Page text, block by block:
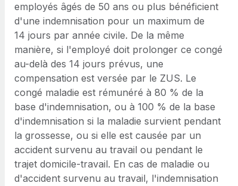
employés âgés de 50 ans ou plus bénéficient
d'une indemnisation pour un maximum de
14 jours par année civile. De la même
manière, si l'employé doit prolonger ce congé
au-delà des 14 jours prévus, une
compensation est versée par le ZUS. Le
congé maladie est rémunéré à 80 % de la
base d'indemnisation, ou à 100 % de la base
d'indemnisation si la maladie survient pendant
la grossesse, ou si elle est causée par un
accident survenu au travail ou pendant le
trajet domicile-travail. En cas de maladie ou
d'accident survenu au travail, l'indemnisation